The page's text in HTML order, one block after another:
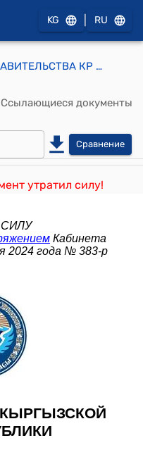
KG RU
РАСПОРЯЖЕНИЕ ПРАВИТЕЛЬСТВА КР от 5 февраля 2019 года N 11-р (Об утверждении Плана мероприятий по созданию Управления патрульной службы милиции в рамках пилотного проекта в городе Бишкек на 2019-2020 годы)
Ссылающиеся документы
Сравнение
утратил силу!